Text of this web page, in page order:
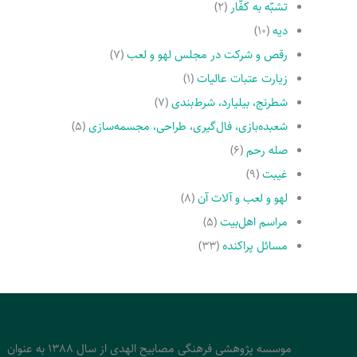
تشبّه به کفّار (۲)
دیه(۱۰)
رقص و شرکت در مجلس لهو و لعب(۷)
زیارت عتبات عالیات(۱)
شطرنج، بیلیارد، شرط‌بندی(۷)
شعبده‌بازی، فال‌گیری، طراحی، مجسمه‌سازی(۵)
صله رحم(۶)
غیبت(۹)
لهو و لعب و آلات آن(۸)
مراسم اهل‌بیت(۵)
مسائل پراکنده(۳۳)
موسسه پژوهشی فرهنگی مصابیح الهدی از سال 1388 به عنوان